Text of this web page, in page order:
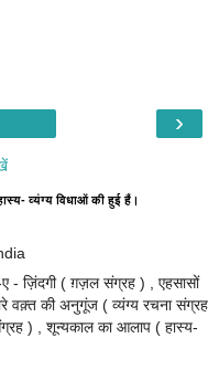
›
व्यंग्य विधाओं की हुई हैं।
- ज़िंदगी ( ग़ज़ल संग्रह ) , एहसासों
वक़्त की अनुगूंज ( व्यंग्य रचना संग्रह
) , शून्यकाल का आलाप ( हास्य-